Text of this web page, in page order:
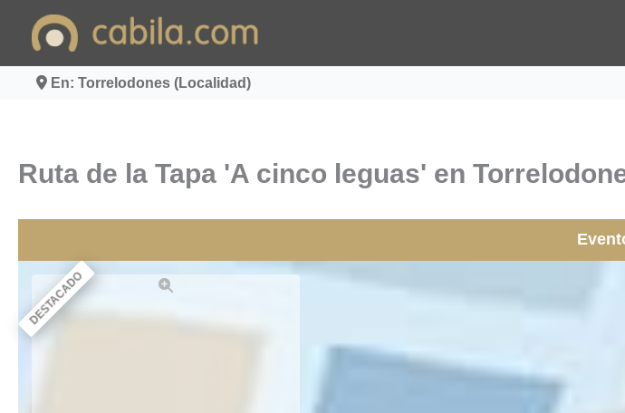
En: Torrelodones (Localidad)
Ruta de la Tapa 'A cinco leguas' en
DESTACADO